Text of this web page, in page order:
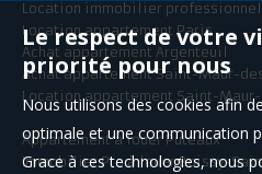
Location immobilier
Location appartement Paris
Achat appartement Argenteuil
Achat appartement Saint-Maur-
Location appartement Saint-
Appartement à louer Puteaux
Immobilier Pro à louer Boissy-
Le respect de votre
priorité pour nous
Nous utilisons des cookies afin
optimale et une communication
Grace à ces technologies, nous